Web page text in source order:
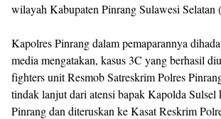
wilayah Kabupaten Pinrang Sulawesi Selatan
Kapolres Pinrang dalam pemaparannya
media mengatakan, kasus 3C yang berhasil
fighters unit Resmob Satreskrim Polres
tindak lanjut dari atensi bapak Kapolda Sulsel
Pinrang dan diteruskan ke Kasat Reskrim